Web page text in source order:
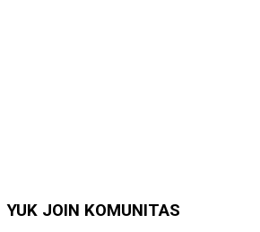
YUK JOIN KOMUNITAS